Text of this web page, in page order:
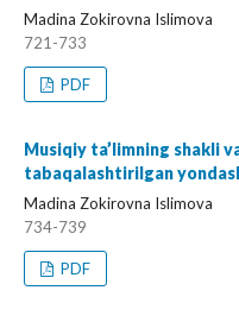
Madina Zokirovna Islimova
721-733
PDF
Musiqiy ta’limning shakli
tabaqalashtirilgan
Madina Zokirovna Islimova
734-739
PDF